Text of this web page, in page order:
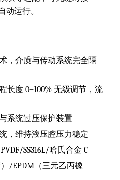
动运行。
，介质与传动系统完全隔
长度 0–100% 无级调节，流
系统过压保护装置
，维持液压腔压力稳定
SS316L/哈氏合金 C
/EPDM（三元乙丙橡